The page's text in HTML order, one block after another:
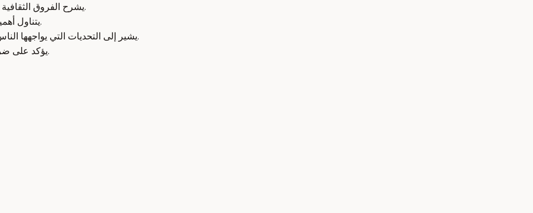
يشرح الفروق الثقافية في مفهوم الصداقة والتواصل العاطفي بين الناس من ثقافات مختلفة.
يتناول أهمية فهم المساحات الشخصية والآداب الاجتماعية المختلفة بين الثقافات.
يشير إلى التحديات التي يواجهها الناس في التواصل بين ثقافات مختلفة بسبب اختلاف المسافات الشخصية.
يؤكد على ضرورة تغيير النظارات الثقافية لفهم التنوع والاستفادة منه بشكل أفضل.